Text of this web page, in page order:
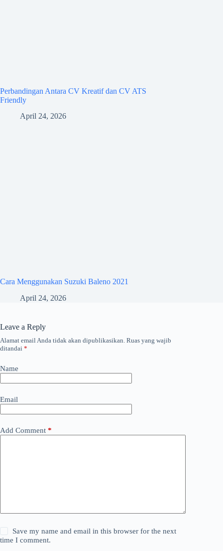
Perbandingan Antara CV Kreatif dan CV ATS
Friendly
April 24, 2026
Cara Menggunakan Suzuki Baleno 2021
April 24, 2026
Leave a Reply
Alamat email Anda tidak akan dipublikasikan. Ruas yang wajib
ditandai *
Name
Email
Add Comment *
Save my name and email in this browser for the next
time I comment.